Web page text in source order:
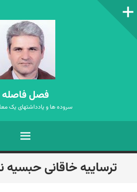
ستون‌کناری
فصل فاصله
سروده ها و یادداشتهای یک
رفتن
به
ترساییه خاقانی